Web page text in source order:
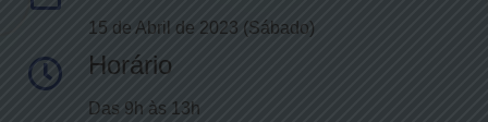
15 de Abril de 2023 (Sábado)
Horário
Das 9h às 13h